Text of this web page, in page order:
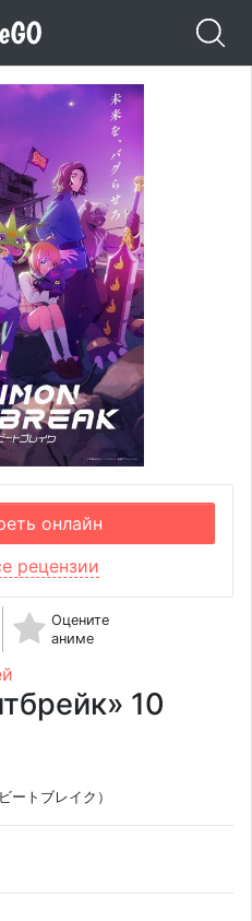
онлайн
рецензии
Оцените
аниме
10
ートブレイク）